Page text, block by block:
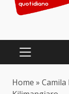
PRIMARY
Home » Camila